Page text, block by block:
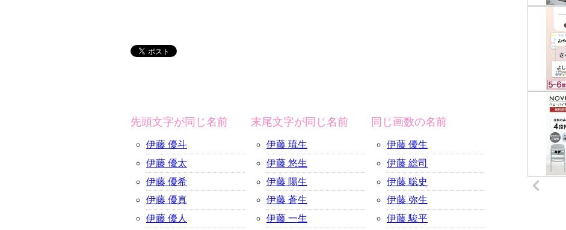
先頭文字が同じ名前
伊藤 優斗
伊藤 優太
伊藤 優希
伊藤 優真
伊藤 優人
末尾文字が同じ名前
伊藤 琉生
伊藤 悠生
伊藤 陽生
伊藤 蒼生
伊藤 一生
同じ画数の名前
伊藤 優生
伊藤 総司
伊藤 聡史
伊藤 弥生
伊藤 駿平